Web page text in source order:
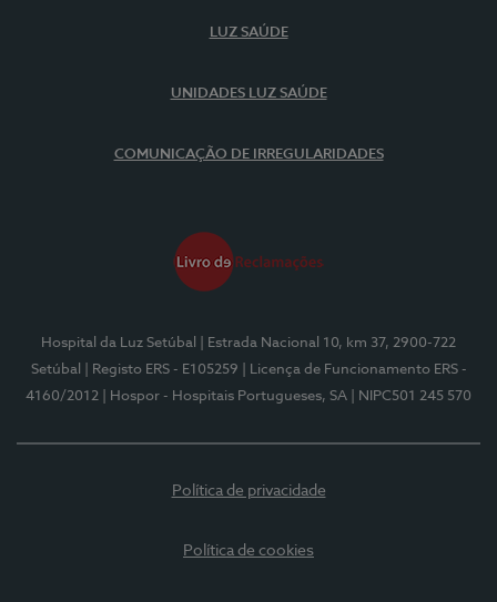
LUZ SAÚDE
UNIDADES LUZ SAÚDE
COMUNICAÇÃO DE IRREGULARIDADES
Hospital da Luz Setúbal
| Estrada Nacional 10, km 37, 2900-722
Setúbal
| Registo ERS - E105259
| Licença de Funcionamento ERS -
4160/2012
| Hospor - Hospitais Portugueses, SA | NIPC501 245 570
Política de privacidade
Política de cookies